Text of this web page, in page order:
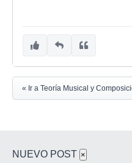
« Ir a Teoría Musical y
NUEVO POST ×